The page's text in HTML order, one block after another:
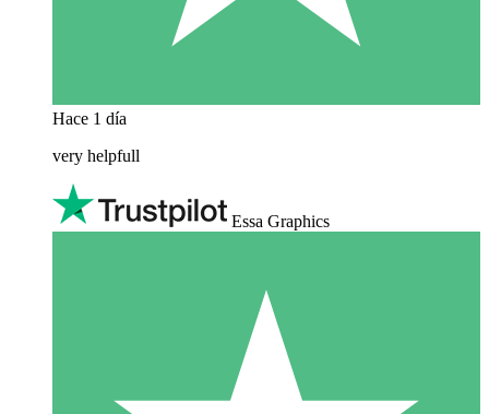
Hace 1 día
very helpfull
Essa Graphics